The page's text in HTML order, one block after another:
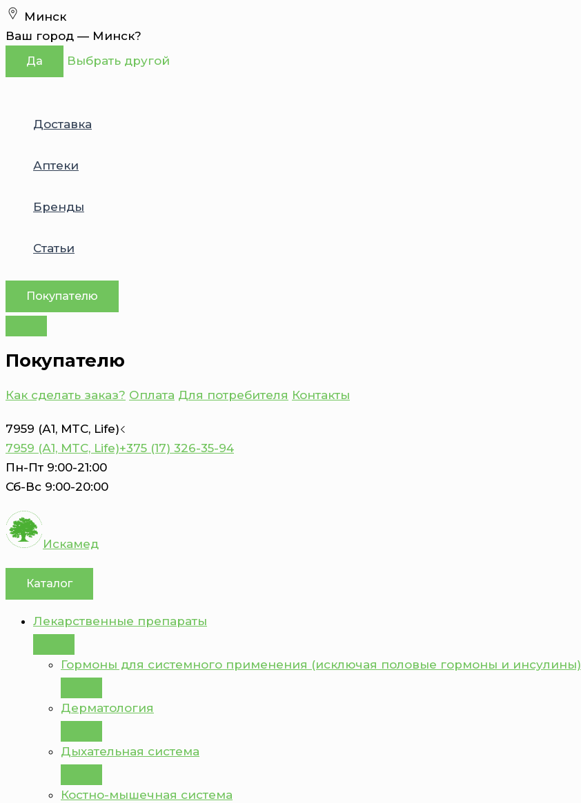
Перейти
к
содержимому
Минск
Ваш город — Минск?
Да Выбрать другой
Доставка
Аптеки
Бренды
Статьи
Покупателю
Покупателю
Как сделать заказ? Оплата Для потребителя Контакты
7959 (А1, MTC, Life)
7959 (А1, MTC, Life)+375 (17) 326-35-94
Пн-Пт 9:00-21:00
Сб-Вс 9:00-20:00
Искамед
Каталог
Лекарственные препараты
Гормоны для системного применения (исключая половые гормоны и инсулины)
Дерматология
Дыхательная система
Костно-мышечная система